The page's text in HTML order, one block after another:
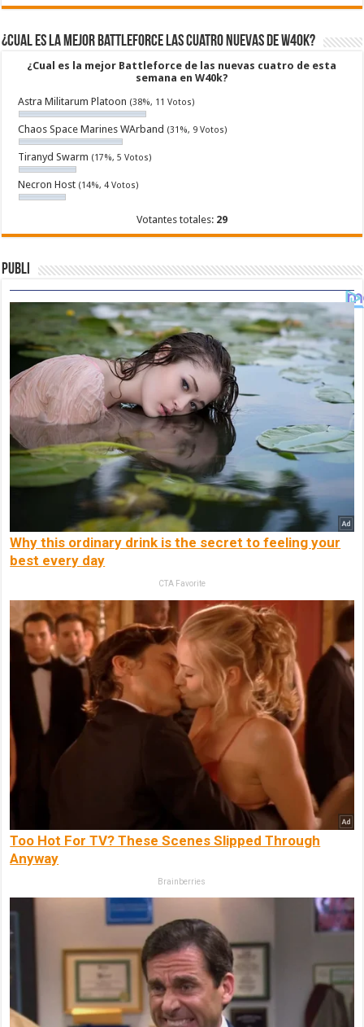
¿Cual es la mejor Battleforce las cuatro nuevas de W40k?
¿Cual es la mejor Battleforce de las nuevas cuatro de esta
semana en W40k?
Astra Militarum Platoon (38%, 11 Votos)
Chaos Space Marines WArband (31%, 9 Votos)
Tiranyd Swarm (17%, 5 Votos)
Necron Host (14%, 4 Votos)
Votantes totales: 29
Publi
Why this ordinary drink is the secret to feeling your
best every day
CTA Favorite
Too Hot For TV? These Scenes Slipped Through
Anyway
Brainberries